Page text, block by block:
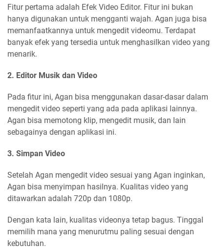
Fitur pertama adalah Efek Video Editor. Fitur ini bukan
hanya digunakan untuk mengganti wajah. Agan juga bisa
memanfaatkannya untuk mengedit videomu. Terdapat
banyak efek yang tersedia untuk menghasilkan video yang
menarik.
2. Editor Musik dan Video
Pada fitur ini, Agan bisa menggunakan dasar-dasar dalam
mengedit video seperti yang ada pada aplikasi lainnya.
Agan bisa memotong klip, mengedit musik, dan lain
sebagainya dengan aplikasi ini.
3. Simpan Video
Setelah Agan mengedit video sesuai yang Agan inginkan,
Agan bisa menyimpan hasilnya. Kualitas video yang
ditawarkan adalah 720p dan 1080p.
Dengan kata lain, kualitas videonya tetap bagus. Tinggal
memilih mana yang menurutmu paling sesuai dengan
kebutuhan.